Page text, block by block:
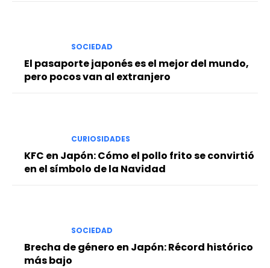
SOCIEDAD
El pasaporte japonés es el mejor del mundo,
pero pocos van al extranjero
CURIOSIDADES
KFC en Japón: Cómo el pollo frito se convirtió
en el símbolo de la Navidad
SOCIEDAD
Brecha de género en Japón: Récord histórico
más bajo